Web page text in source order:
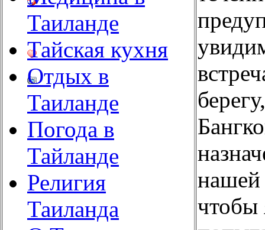
Таиланде
Тайская кухня
Отдых в
Таиланде
Погода в
Тайланде
Религия
Таиланда
нашей
чтобы